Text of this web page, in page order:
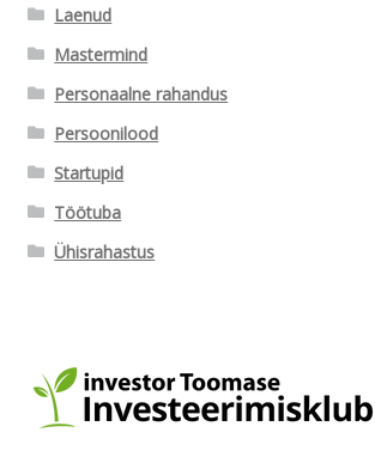
Laenud
Mastermind
Personaalne rahandus
Persoonilood
Startupid
Töötuba
Ühisrahastus